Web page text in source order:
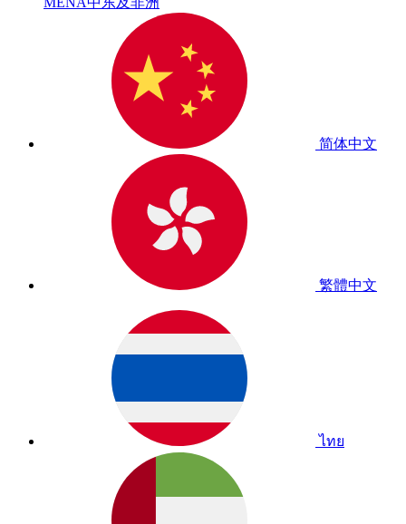
简体中文
繁體中文
ไทย